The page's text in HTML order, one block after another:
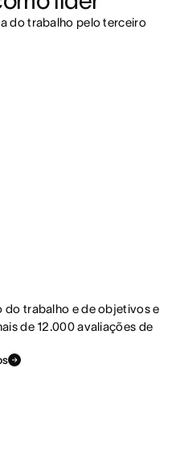
do trabalho pelo terceiro
do trabalho e de objetivos e
de 12.000 avaliações de